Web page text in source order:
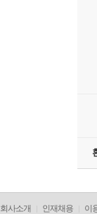
내
에
회사소개 인재채용 이